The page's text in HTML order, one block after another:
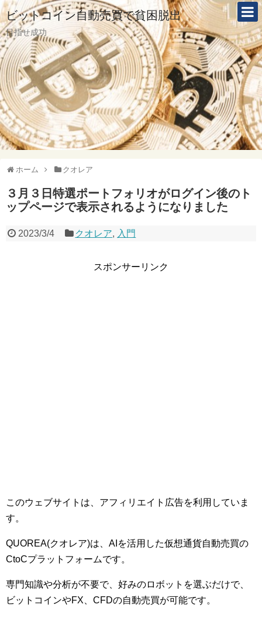
ビットコイン自動売買で貧困脱出
目指せ成功
ホーム クオレア
３月３日特選ポートフォリオがログイン後のト
ップページで表示されるようになりました
2023/3/4 クオレア, 入門
スポンサーリンク
このウェブサイトは、アフィリエイト広告を利用していま
す。
QUOREA(クオレア)は、AIを活用した仮想通貨自動売買の
CtoCプラットフォームです。
専門知識や分析が不要で、好みのロボットを選ぶだけで、
ビットコインやFX、CFDの自動売買が可能です。